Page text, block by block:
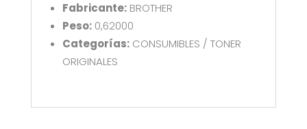
Fabricante:BROTHER
Peso:0,62000
Categorías:CONSUMIBLES / TONER
ORIGINALES